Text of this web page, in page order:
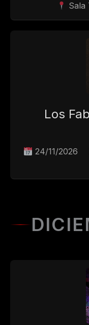
Sala
Los
24/11/2026